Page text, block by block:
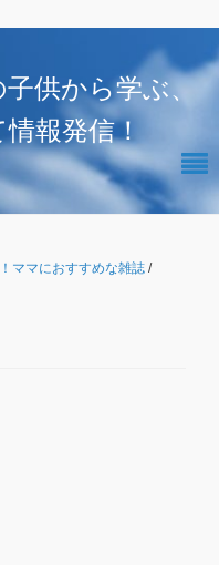
供から学ぶ、
報発信！
ママにおすすめな雑誌 /